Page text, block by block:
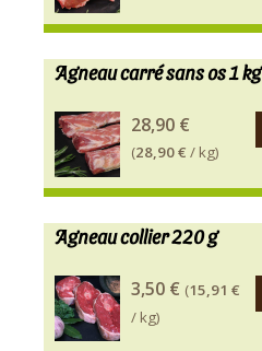
Agneau carré sans os 1 kg
28,90 €
(28,90 € / kg)
Agneau collier 220 g
3,50 € (15,91 €
/ kg)